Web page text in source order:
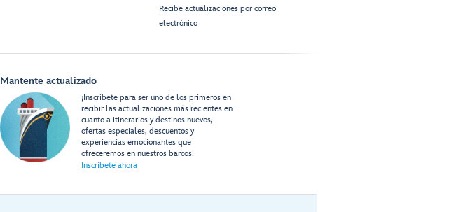
Recibe actualizaciones por correo
electrónico
Mantente actualizado
¡Inscríbete para ser uno de los primeros en
recibir las actualizaciones más recientes en
cuanto a itinerarios y destinos nuevos,
ofertas especiales, descuentos y
experiencias emocionantes que
ofreceremos en nuestros barcos!
Inscríbete ahora